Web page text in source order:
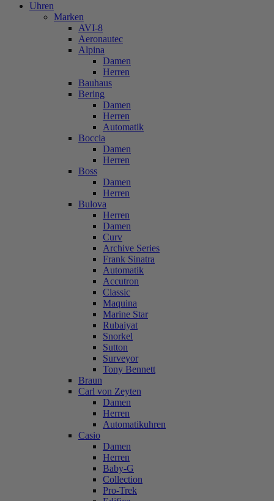
Uhren
Marken
AVI-8
Aeronautec
Alpina
Damen
Herren
Bauhaus
Bering
Damen
Herren
Automatik
Boccia
Damen
Herren
Boss
Damen
Herren
Bulova
Herren
Damen
Curv
Archive Series
Frank Sinatra
Automatik
Accutron
Classic
Maquina
Marine Star
Rubaiyat
Snorkel
Sutton
Surveyor
Tony Bennett
Braun
Carl von Zeyten
Damen
Herren
Automatikuhren
Casio
Damen
Herren
Baby-G
Collection
Pro-Trek